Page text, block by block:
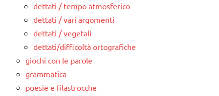
dettati / tempo atmosferico
dettati / vari argomenti
dettati / vegetali
dettati/difficoltà ortografiche
giochi con le parole
grammatica
poesie e filastrocche